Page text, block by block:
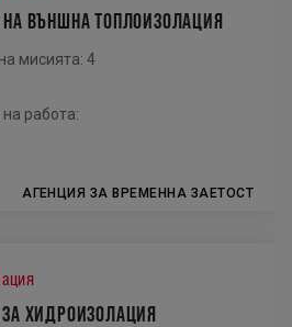
ВЪНШНА ТОПЛОИЗОЛАЦИЯ
мисията: 4
работа:
АГЕНЦИЯ ЗА ВРЕМЕННА ЗАЕТОСТ
ЗА ХИДРОИЗОЛАЦИЯ